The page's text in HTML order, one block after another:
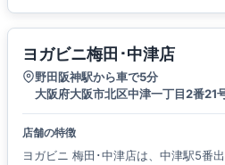
ヨガビニ梅田･中津店
野田阪神駅から車で5分
大阪府大阪市北区中津一丁目2番21
店舗の特徴
ヨガビニ 梅田･中津店は、中津駅5番